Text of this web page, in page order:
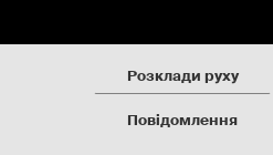
Розклади руху
Повідомлення